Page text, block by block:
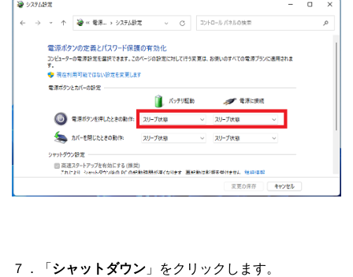
７．「 シャットダウン 」をクリックします。